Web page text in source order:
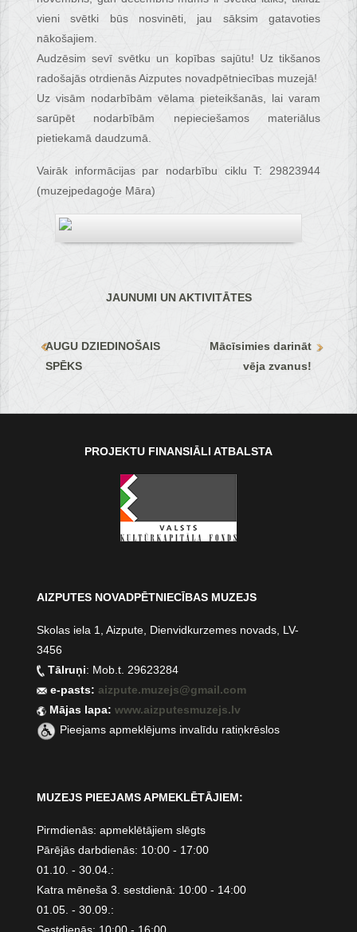
vieni svētki būs nosvinēti, jau sāksim gatavoties
nākošajiem.
Audzēsim sevī svētku un kopības sajūtu! Uz tikšanos
radošajās otrdienās Aizputes novadpētniecības muzejā!
Uz visām nodarbībām vēlama pieteikšanās, lai varam
sarūpēt nodarbībām nepieciešamos materiālus
pietiekamā daudzumā.
Vairāk informācijas par nodarbību ciklu T: 29823944
(muzejpedagoģe Māra)
JAUNUMI UN AKTIVITĀTES
AUGU DZIEDINOŠAIS
SPĒKS
Mācīsimies darināt
vēja zvanus!
PROJEKTU FINANSIĀLI ATBALSTA
AIZPUTES NOVADPĒTNIECĪBAS MUZEJS
Skolas iela 1, Aizpute, Dienvidkurzemes novads, LV-
3456
Tālruņi: Mob.t. 29623284
e-pasts:aizpute.muzejs@gmail.com
Mājas lapa:www.aizputesmuzejs.lv
Pieejams apmeklējums invalīdu ratiņkrēslos
MUZEJS PIEEJAMS APMEKLĒTĀJIEM:
Pirmdienās: apmeklētājiem slēgts
Pārējās darbdienās: 10:00 - 17:00
01.10. - 30.04.:
Katra mēneša 3. sestdienā: 10:00 - 14:00
01.05. - 30.09.:
Sestdienās: 10:00 - 16:00